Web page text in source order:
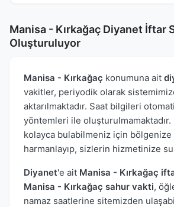
Manisa - Kırkağaç Diyanet İftar
Oluşturuluyor
Manisa - Kırkağaç konumuna ait
vakitler, periyodik olarak
aktarılmaktadır. Saat bilgileri
yöntemleri ile
kolayca bulabilmeniz için bölgenize
harmanlayıp, sizlerin hizmetinize
Diyanet'e ait Manisa - Kırkağaç
Manisa - Kırkağaç sahur vakti,
namaz saatlerine sitemizden